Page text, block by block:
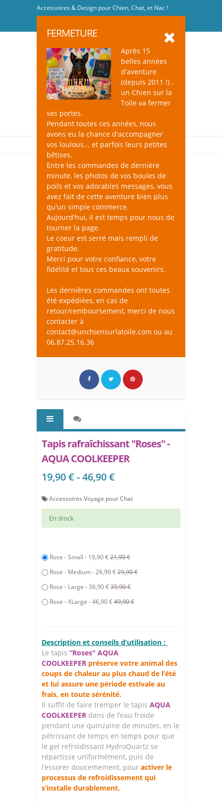
Accessoires & Design pour Chien, Chat, et Nac !
FERMETURE
Après 15
belles années
d'aventure
(depuis 2011 !) ,
un Chien sur la
Toile va fermer
ses portes.
Pendant toutes ces années, nous
avons eu la chance d'accompagner
vos loulous... et parfois leurs petites
bêtises.
Entre les commandes de dernière
minute, les photos de vos boules de
poils et vos adorables messages, vous
avez fait de cette aventure bien plus
qu'un simple commerce.
Aujourd'hui, il est temps pour nous de
tourner la page.
Le coeur est serré mais rempli de
gratitude.
Merci pour votre confiance, votre
fidélité et tous ces beaux souvenirs.
Les dernières commandes ont toutes
été expédiées, en cas de
retour/remboursement, merci de nous
contacter à
contact@unchiensurlatoile.com ou au
06.87.25.16.36
Tapis rafraîchissant "Roses" -
AQUA COOLKEEPER
19,90 € - 46,90 €
Accessoires Voyage pour Chat
En stock
Rose - Small - 19,90 €21,90 €
Rose - Medium - 26,90 €29,90 €
Rose - Large - 36,90 €39,90 €
Rose - XLarge - 46,90 €49,90 €
Description et conseils d’utilisation :
Le tapis “Roses" AQUA
COOLKEEPER préserve votre animal des
coups de chaleur au plus chaud de l’été
et lui assure une période estivale au
frais, en toute sérénité.
Il suffit de faire tremper le tapis AQUA
COOLKEEPER dans de l’eau froide
pendant une quinzaine de minutes, en le
pétrissant de temps en temps pour que
le gel refroidissant HydroQuartz se
répartisse uniformément, puis de
l’essorer doucemement, pour activer le
processus de refroidissement qui
s’installe durablement.